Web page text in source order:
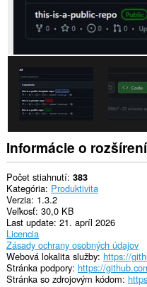
Informácie o rozšírení
Počet stiahnutí 383
Kategória Produktivita
Verzia 1.3.2
Veľkosť 30,0 KB
Last update 21. apríl 2026
Licencia
Zásady ochrany osobných údajov
Webová lokalita služby https://
Stránka podpory https://
Stránka so zdrojovým kódom